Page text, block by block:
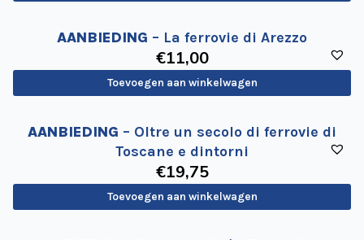
AANBIEDING – La ferrovie di Arezzo
€11,00
Toevoegen aan winkelwagen
AANBIEDING – Oltre un secolo di ferrovie di
Toscane e dintorni
€19,75
Toevoegen aan winkelwagen